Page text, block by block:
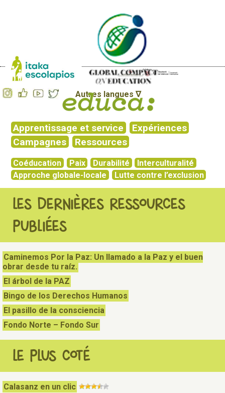
Autres langues ∇
Apprentissage et service
Expériences
Campagnes
Ressources
Coéducation Paix Durabilité
Interculturalité
Approche globale-locale
Lutte contre l’exclusion
LES DERNIÈRES RESSOURCES
PUBLIÉES
Caminemos Por la Paz: Un llamado a la Paz y el buen
obrar desde tu raíz.
El árbol de la PAZ
Bingo de los Derechos Humanos
El pasillo de la consciencia
Fondo Norte – Fondo Sur
LE PLUS COTÉ
Calasanz en un clic